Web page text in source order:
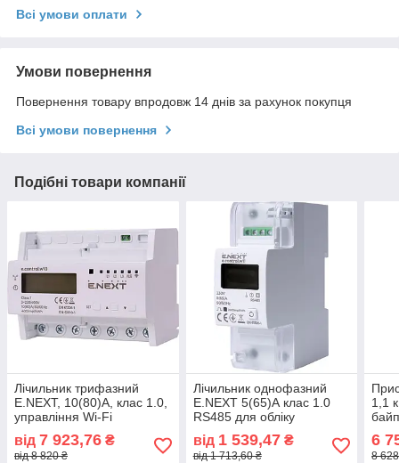
Всі умови оплати
Умови повернення
Повернення товару впродовж 14 днів за рахунок покупця
Всі умови повернення
Подібні товари компанії
Лічильник трифазний
E.NEXT, 10(80)А, клас 1.0,
управління Wi-Fi
від 7 923,76 ₴
від 8 820 ₴
Лічильник однофазний
E.NEXT 5(65)А клас 1.0
RS485 для обліку
від 1 539,47₴
від 1 713,60 ₴
1,1
6
8